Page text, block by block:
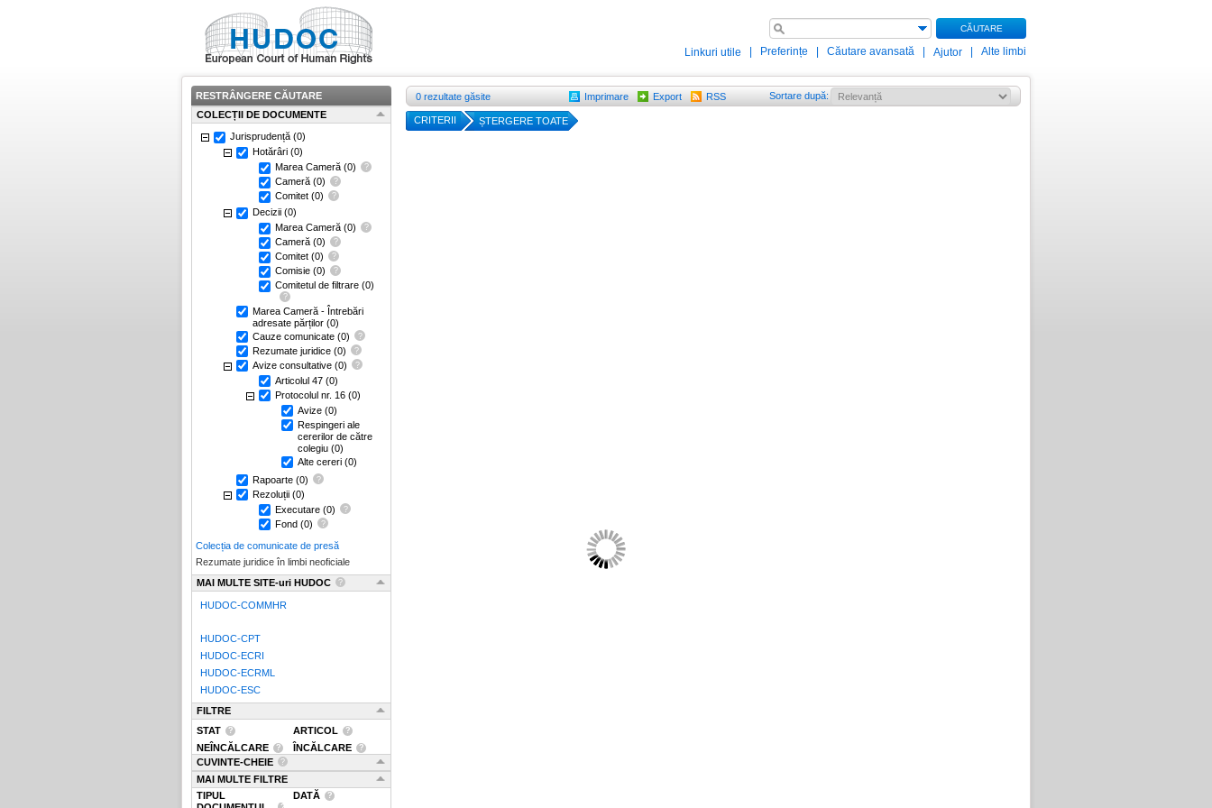
CĂUTARE
Linkuri utile Preferințe Căutare avansată Ajutor Alte limbi
RESTRÂNGERE CĂUTARE
COLECȚII DE DOCUMENTE
Jurisprudență (0)
Hotărâri (0)
Marea Cameră (0)
Cameră (0)
Comitet (0)
Decizii (0)
Marea Cameră (0)
Cameră (0)
Comitet (0)
Comisie (0)
Comitetul de filtrare (0)
Marea Cameră - Întrebări
adresate părților (0)
Cauze comunicate (0)
Rezumate juridice (0)
Avize consultative (0)
Articolul 47 (0)
Protocolul nr. 16 (0)
Avize (0)
Respingeri ale
cererilor de către
colegiu (0)
Alte cereri (0)
Rapoarte (0)
Rezoluții (0)
Executare (0)
Fond (0)
Colecția de comunicate de presă
Rezumate juridice în limbi neoficiale
MAI MULTE SITE-uri HUDOC
HUDOC-COMMHR
HUDOC-CPT
HUDOC-ECRI
HUDOC-ECRML
HUDOC-ESC
FILTRE
STAT
ARTICOL
NEÎNCĂLCARE
ÎNCĂLCARE
CUVINTE-CHEIE
MAI MULTE FILTRE
TIPUL
DATĂ
0 rezultate găsite Imprimare Export RSS Sortare după:
CRITERII ȘTERGERE TOATE